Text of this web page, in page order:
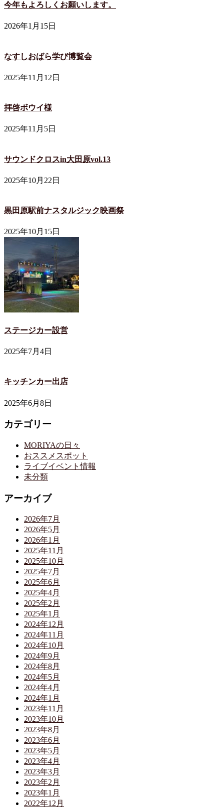
今年もよろしくお願いします。
2026年1月15日
なすしおばら学び博覧会
2025年11月12日
拝啓ボウイ様
2025年11月5日
サウンドクロスin大田原vol.13
2025年10月22日
黒田原駅前ナスタルジック映画祭
2025年10月15日
ステージカー設営
2025年7月4日
キッチンカー出店
2025年6月8日
カテゴリー
MORIYAの日々
おススメスポット
ライブイベント情報
未分類
アーカイブ
2026年7月
2026年5月
2026年1月
2025年11月
2025年10月
2025年7月
2025年6月
2025年4月
2025年2月
2025年1月
2024年12月
2024年11月
2024年10月
2024年9月
2024年8月
2024年5月
2024年4月
2024年1月
2023年11月
2023年10月
2023年8月
2023年6月
2023年5月
2023年4月
2023年3月
2023年2月
2023年1月
2022年12月